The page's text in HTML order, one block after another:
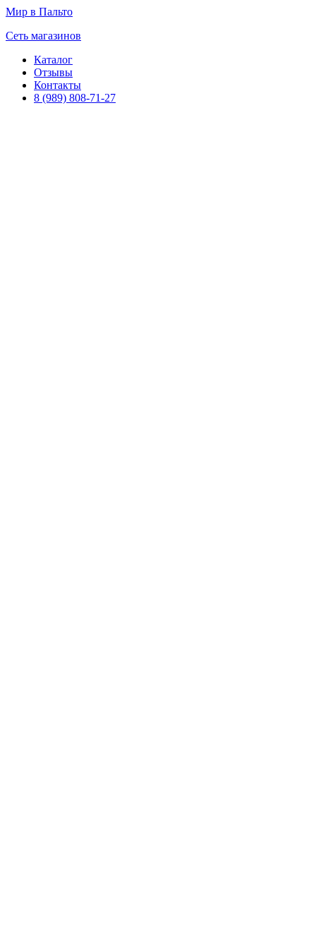
Мир в Пальто
Сеть магазинов
Каталог
Отзывы
Контакты
8 (989) 808-71-27